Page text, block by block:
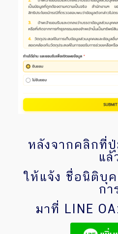
หลังจากคลิกที่ปุ่
แล้
ให้แจ้ง ชื่อนิติบุ
กา
มาที่ LINE